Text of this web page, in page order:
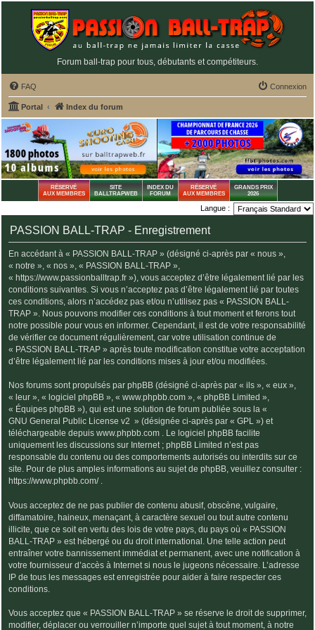
Forum ball-trap pour tous, débutants et compétiteurs.
FAQ Connexion
Portal Index du forum
RÉSERVÉ
AUX MEMBRES
SITE
BALLTRAPWEB
INDEX DU
FORUM
RÉSERVÉ
AUX MEMBRES
GRANDS PRIX
2026
Langue :
PASSION BALL-TRAP - Enregistrement
En accédant à « PASSION BALL-TRAP » (désigné ci-après par « nous »,
« notre », « nos », « PASSION BALL-TRAP »,
« https://www.passionballtrap.fr »), vous acceptez d’être légalement lié par les
conditions suivantes. Si vous n’acceptez pas d’être légalement lié par toutes
ces conditions, alors n’accédez pas et/ou n’utilisez pas « PASSION BALL-
TRAP ». Nous pouvons modifier ces conditions à tout moment et ferons tout
notre possible pour vous en informer. Cependant, il est de votre responsabilité
de vérifier ce document régulièrement, car votre utilisation continue de
« PASSION BALL-TRAP » après toute modification constitue votre acceptation
d’être légalement lié par les conditions mises à jour et/ou modifiées.
Nos forums sont propulsés par phpBB (désigné ci-après par « ils », « eux »,
« leur », « logiciel phpBB », « www.phpbb.com », « phpBB Limited »,
« Équipes phpBB »), qui est une solution de forum publiée sous la «
GNU General Public License v2 » (désignée ci-après par « GPL ») et
téléchargeable depuis www.phpbb.com . Le logiciel phpBB facilite
uniquement les discussions sur Internet ; phpBB Limited n’est pas
responsable du contenu ou des comportements autorisés ou interdits sur ce
site. Pour de plus amples informations au sujet de phpBB, veuillez consulter :
https://www.phpbb.com/ .
Vous acceptez de ne pas publier de contenu abusif, obscène, vulgaire,
diffamatoire, haineux, menaçant, à caractère sexuel ou tout autre contenu
illicite, que ce soit en vertu des lois de votre pays, du pays où « PASSION
BALL-TRAP » est hébergé ou du droit international. Une telle action peut
entraîner votre bannissement immédiat et permanent, avec une notification à
votre fournisseur d’accès à Internet si nous le jugeons nécessaire. L’adresse
IP de tous les messages est enregistrée pour aider à faire respecter ces
conditions.
Vous acceptez que « PASSION BALL-TRAP » se réserve le droit de supprimer,
modifier, déplacer ou verrouiller n’importe quel sujet à tout moment, à notre